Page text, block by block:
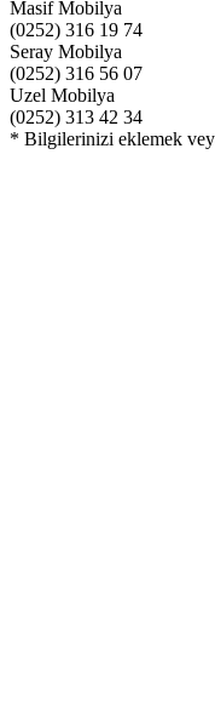
Masif Mobilya
(0252) 316 19 74
Seray Mobilya
(0252) 316 56 07
Uzel Mobilya
(0252) 313 42 34
* Bilgilerinizi eklemek